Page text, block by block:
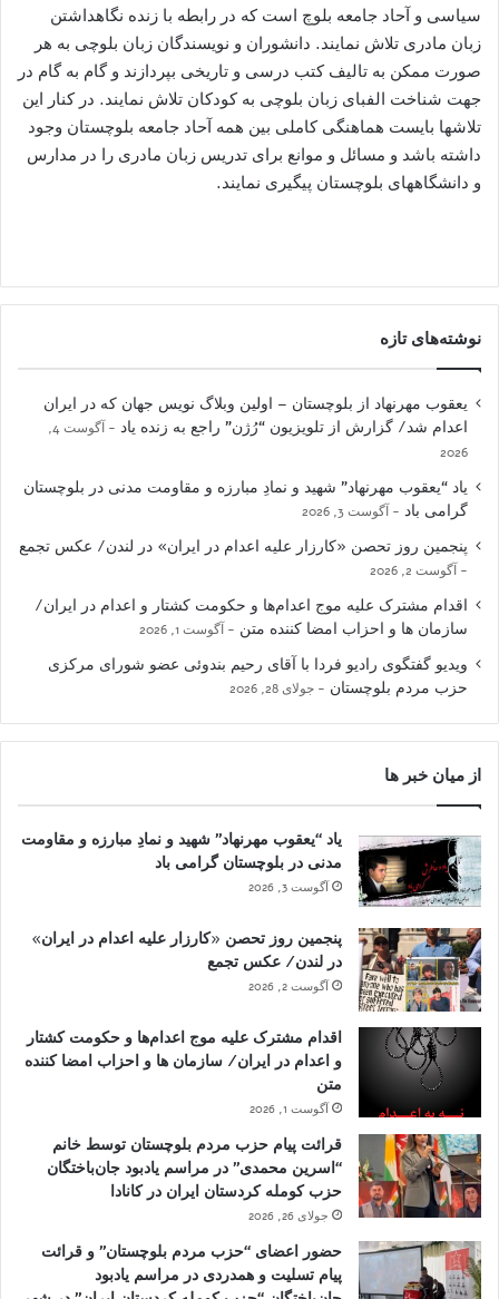
سیاسی و آحاد جامعه بلوچ است که در رابطه با زنده نگاهداشتن
زبان مادری تلاش نمایند. دانشوران و نویسندگان زبان بلوچی به هر
صورت ممکن به تالیف کتب درسی و تاریخی بپردازند و گام به گام در
جهت شناخت الفبای زبان بلوچی به کودکان تلاش نمایند. در کنار این
تلاشها بایست هماهنگی کاملی بین همه آحاد جامعه بلوچستان وجود
داشته باشد و مسائل و موانع برای تدریس زبان مادری را در مدارس
و دانشگاههای بلوچستان پیگیری نمایند.
نوشته‌های تازه
یعقوب مهرنهاد از بلوچستان – اولین وبلاگ نویس جهان که در ایران
اعدام شد/ گزارش از تلویزیون “رُژن” راجع به زنده یاد
آگوست 4,
2026
یاد “یعقوب مهرنهاد” شهید و نمادِ مبارزه و مقاومت مدنی در بلوچستان
گرامی باد
آگوست 3, 2026
پنجمین روز تحصن «کارزار علیه اعدام در ایران» در لندن/ عکس تجمع
آگوست 2, 2026
اقدام مشترک علیه موج اعدام‌ها و حکومت کشتار و اعدام در ایران/
سازمان ها و احزاب امضا کننده متن
آگوست 1, 2026
ویدیو گفتگوی رادیو فردا با آقای رحیم بندوئی عضو شورای مرکزی
حزب مردم بلوچستان
جولای 28, 2026
از میان خبر ها
یاد “یعقوب مهرنهاد” شهید و نمادِ مبارزه و مقاومت
مدنی در بلوچستان گرامی باد
آگوست 3, 2026
پنجمین روز تحصن «کارزار علیه اعدام در ایران»
در لندن/ عکس تجمع
آگوست 2, 2026
اقدام مشترک علیه موج اعدام‌ها و حکومت کشتار
و اعدام در ایران/ سازمان ها و احزاب امضا کننده
متن
آگوست 1, 2026
قرائت پیام حزب مردم بلوچستان توسط خانم
“اسرین محمدی” در مراسم یادبود جان‌باختگان
حزب کومله کردستان ایران در کانادا
جولای 26, 2026
حضور اعضای “حزب مردم بلوچستان” و قرائت
پیام تسلیت و همدردی در مراسم یادبود